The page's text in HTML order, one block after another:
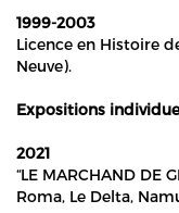
1999-2003
Licence en Histoire
Neuve).
Expositions
2021
“LE MARCHAND DE
Roma, Le Delta,